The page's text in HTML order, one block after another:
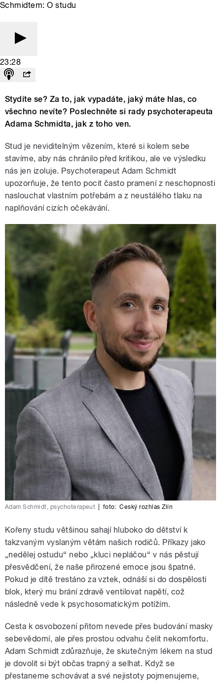
Schmidtem: O studu
23:28
Stydíte se? Za to, jak vypadáte, jaký máte hlas, co
všechno nevíte? Poslechněte si rady psychoterapeuta
Adama Schmidta, jak z toho ven.
Stud je neviditelným vězením, které si kolem sebe
stavíme, aby nás chránilo před kritikou, ale ve výsledku
nás jen izoluje. Psychoterapeut Adam Schmidt
upozorňuje, že tento pocit často pramení z neschopnosti
naslouchat vlastním potřebám a z neustálého tlaku na
naplňování cizích očekávání.
Adam Schmidt, psychoterapeut foto: Český rozhlas Zlín
Kořeny studu většinou sahají hluboko do dětství k
takzvaným vyslaným větám našich rodičů. Příkazy jako
„nedělej ostudu“ nebo „kluci nepláčou“ v nás pěstují
přesvědčení, že naše přirozené emoce jsou špatné.
Pokud je dítě trestáno za vztek, odnáší si do dospělosti
blok, který mu brání zdravě ventilovat napětí, což
následně vede k psychosomatickým potížím.
Cesta k osvobození přitom nevede přes budování masky
sebevědomí, ale přes prostou odvahu čelit nekomfortu.
Adam Schmidt zdůrazňuje, že skutečným lékem na stud
je dovolit si být občas trapný a selhat. Když se
přestaneme schovávat a své nejistoty pojmenujeme,